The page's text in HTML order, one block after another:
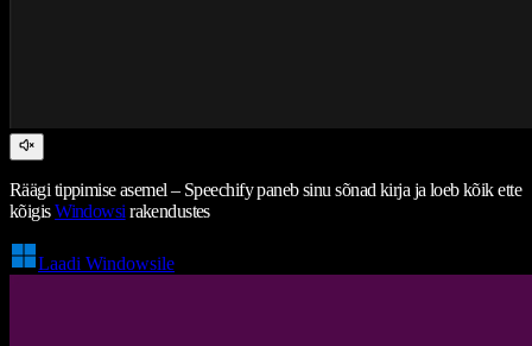
Räägi tippimise asemel – Speechify paneb sinu sõnad kirja ja loeb kõik ette
kõigisWindowsi rakendustes
Laadi Windowsile